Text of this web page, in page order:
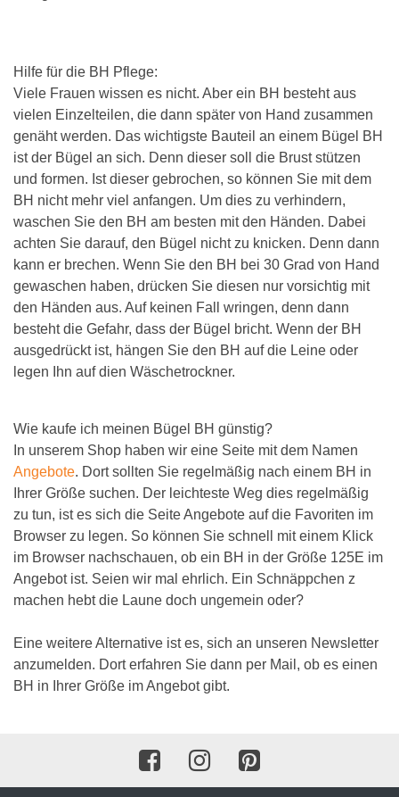
Hilfe für die BH Pflege:
Viele Frauen wissen es nicht. Aber ein BH besteht aus
vielen Einzelteilen, die dann später von Hand zusammen
genäht werden. Das wichtigste Bauteil an einem Bügel BH
ist der Bügel an sich. Denn dieser soll die Brust stützen
und formen. Ist dieser gebrochen, so können Sie mit dem
BH nicht mehr viel anfangen. Um dies zu verhindern,
waschen Sie den BH am besten mit den Händen. Dabei
achten Sie darauf, den Bügel nicht zu knicken. Denn dann
kann er brechen. Wenn Sie den BH bei 30 Grad von Hand
gewaschen haben, drücken Sie diesen nur vorsichtig mit
den Händen aus. Auf keinen Fall wringen, denn dann
besteht die Gefahr, dass der Bügel bricht. Wenn der BH
ausgedrückt ist, hängen Sie den BH auf die Leine oder
legen Ihn auf dien Wäschetrockner.
Wie kaufe ich meinen Bügel BH günstig?
In unserem Shop haben wir eine Seite mit dem Namen
Angebote. Dort sollten Sie regelmäßig nach einem BH in
Ihrer Größe suchen. Der leichteste Weg dies regelmäßig
zu tun, ist es sich die Seite Angebote auf die Favoriten im
Browser zu legen. So können Sie schnell mit einem Klick
im Browser nachschauen, ob ein BH in der Größe 125E im
Angebot ist. Seien wir mal ehrlich. Ein Schnäppchen z
machen hebt die Laune doch ungemein oder?
Eine weitere Alternative ist es, sich an unseren Newsletter
anzumelden. Dort erfahren Sie dann per Mail, ob es einen
BH in Ihrer Größe im Angebot gibt.